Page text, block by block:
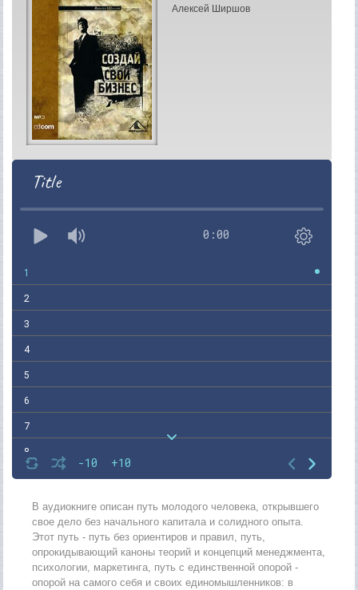
Алексей Ширшов
Title
0:00
-10 +10
1
2
3
4
5
6
7
8
9
10
11
12
13
В аудиокниге описан путь молодого человека, открывшего
свое дело без начального капитала и солидного опыта.
Этот путь - путь без ориентиров и правил, путь,
опрокидывающий каноны теорий и концепций менеджмента,
психологии, маркетинга, путь с единственной опорой -
опорой на самого себя и своих единомышленников: в